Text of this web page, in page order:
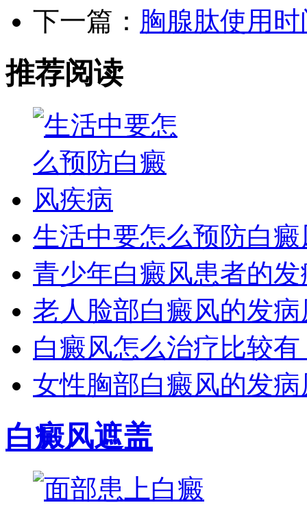
下一篇： 胸腺肽使用时
推荐阅读
生活中要怎么预防白
青少年白癜风患者的
老人脸部白癜风的发
白癜风怎么治疗比较有
女性胸部白癜风的发
白癜风遮盖